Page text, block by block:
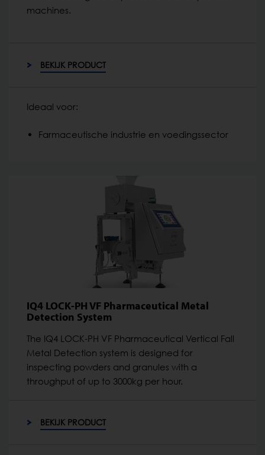
machines.
BEKIJK PRODUCT
Ideaal voor:
Farmaceutische industrie en voedingssector
IQ4 LOCK-PH VF Pharmaceutical Metal
Detection System
The IQ4 LOCK-PH VF Pharmaceutical Vertical Fall
Metal Detection system is designed for
inspecting powders and granules with a
throughput of up to 3000kg per hour.
BEKIJK PRODUCT